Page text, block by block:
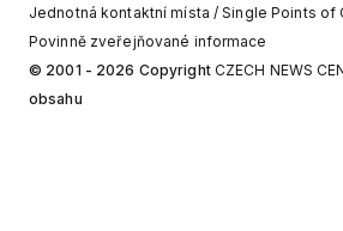
Jednotná kontaktní místa / Single Points of
Povinně zveřejňované informace
© 2001 - 2026 Copyright CZECH NEWS
obsahu